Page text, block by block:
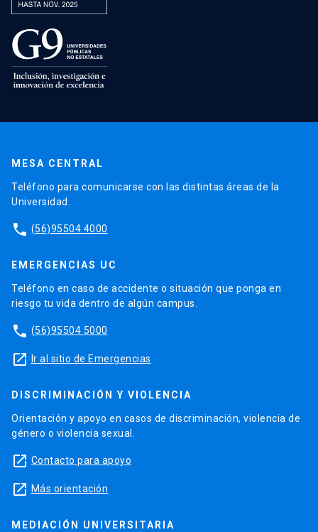
MESA CENTRAL
Teléfono para comunicarse con las distintas áreas de la
Universidad.
phone (56)95504 4000
EMERGENCIAS UC
Teléfono en caso de accidente o situación que ponga en
riesgo tu vida dentro de algún campus.
phone (56)95504 5000
launch Ir al sitio de Emergencias
DISCRIMINACIÓN Y VIOLENCIA
Orientación y apoyo en casos de discriminación, violencia de
género o violencia sexual.
launch Contacto para apoyo
launch Más orientación
MEDIACIÓN UNIVERSITARIA